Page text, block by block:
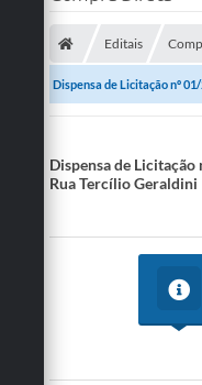
ÁGUA
COMPRAS E
Editais
Dispensa de Licitação nº
Dispensa de Licitação
Rua Tercílio Geraldini